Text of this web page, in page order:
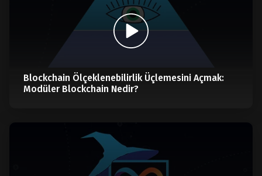
Blockchain Ölçeklenebilirlik Üçlemesini Açmak:
Modüler Blockchain Nedir?